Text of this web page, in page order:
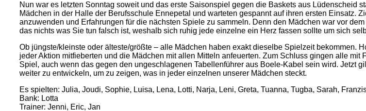
Nun war es letzten Sonntag soweit und das erste Saisonspiel gegen die Baskets aus Lüdenscheid
Mädchen in der Halle der Berufsschule Ennepetal und warteten gespannt auf ihren ersten Einsatz.
anzuwenden und Erfahrungen für die nächsten Spiele zu sammeln. Denn den Mädchen war vor
das nichts was Sie tun falsch ist, weshalb sich ruhig jede einzelne ein Herz fassen sollte um sich
Ob jüngste/kleinste oder älteste/größte – alle Mädchen haben exakt dieselbe Spielzeit bekommen.
jeder Aktion mitfieberten und die Mädchen mit allen Mitteln anfeuerten. Zum Schluss gingen alle
Spiel, auch wenn das gegen den ungeschlagenen Tabellenführer aus Boele-Kabel sein wird. Jetzt
weiter zu entwickeln, um zu zeigen, was in jeder einzelnen unserer Mädchen steckt.
Es spielten: Julia, Joudi, Sophie, Luisa, Lena, Lotti, Narja, Leni, Greta, Tuanna, Tugba, Sarah,
Bank: Lotta
Trainer: Jenni, Eric, Jan